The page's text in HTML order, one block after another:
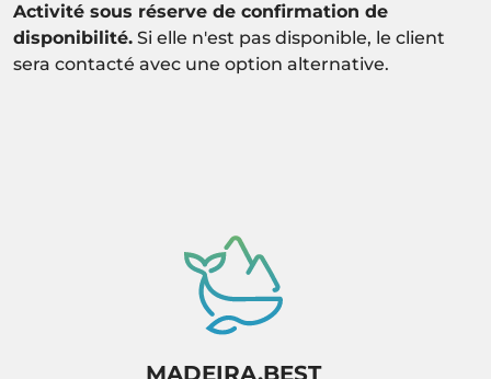
Activité sous réserve de confirmation de
disponibilité. Si elle n'est pas disponible, le client
sera contacté avec une option alternative.